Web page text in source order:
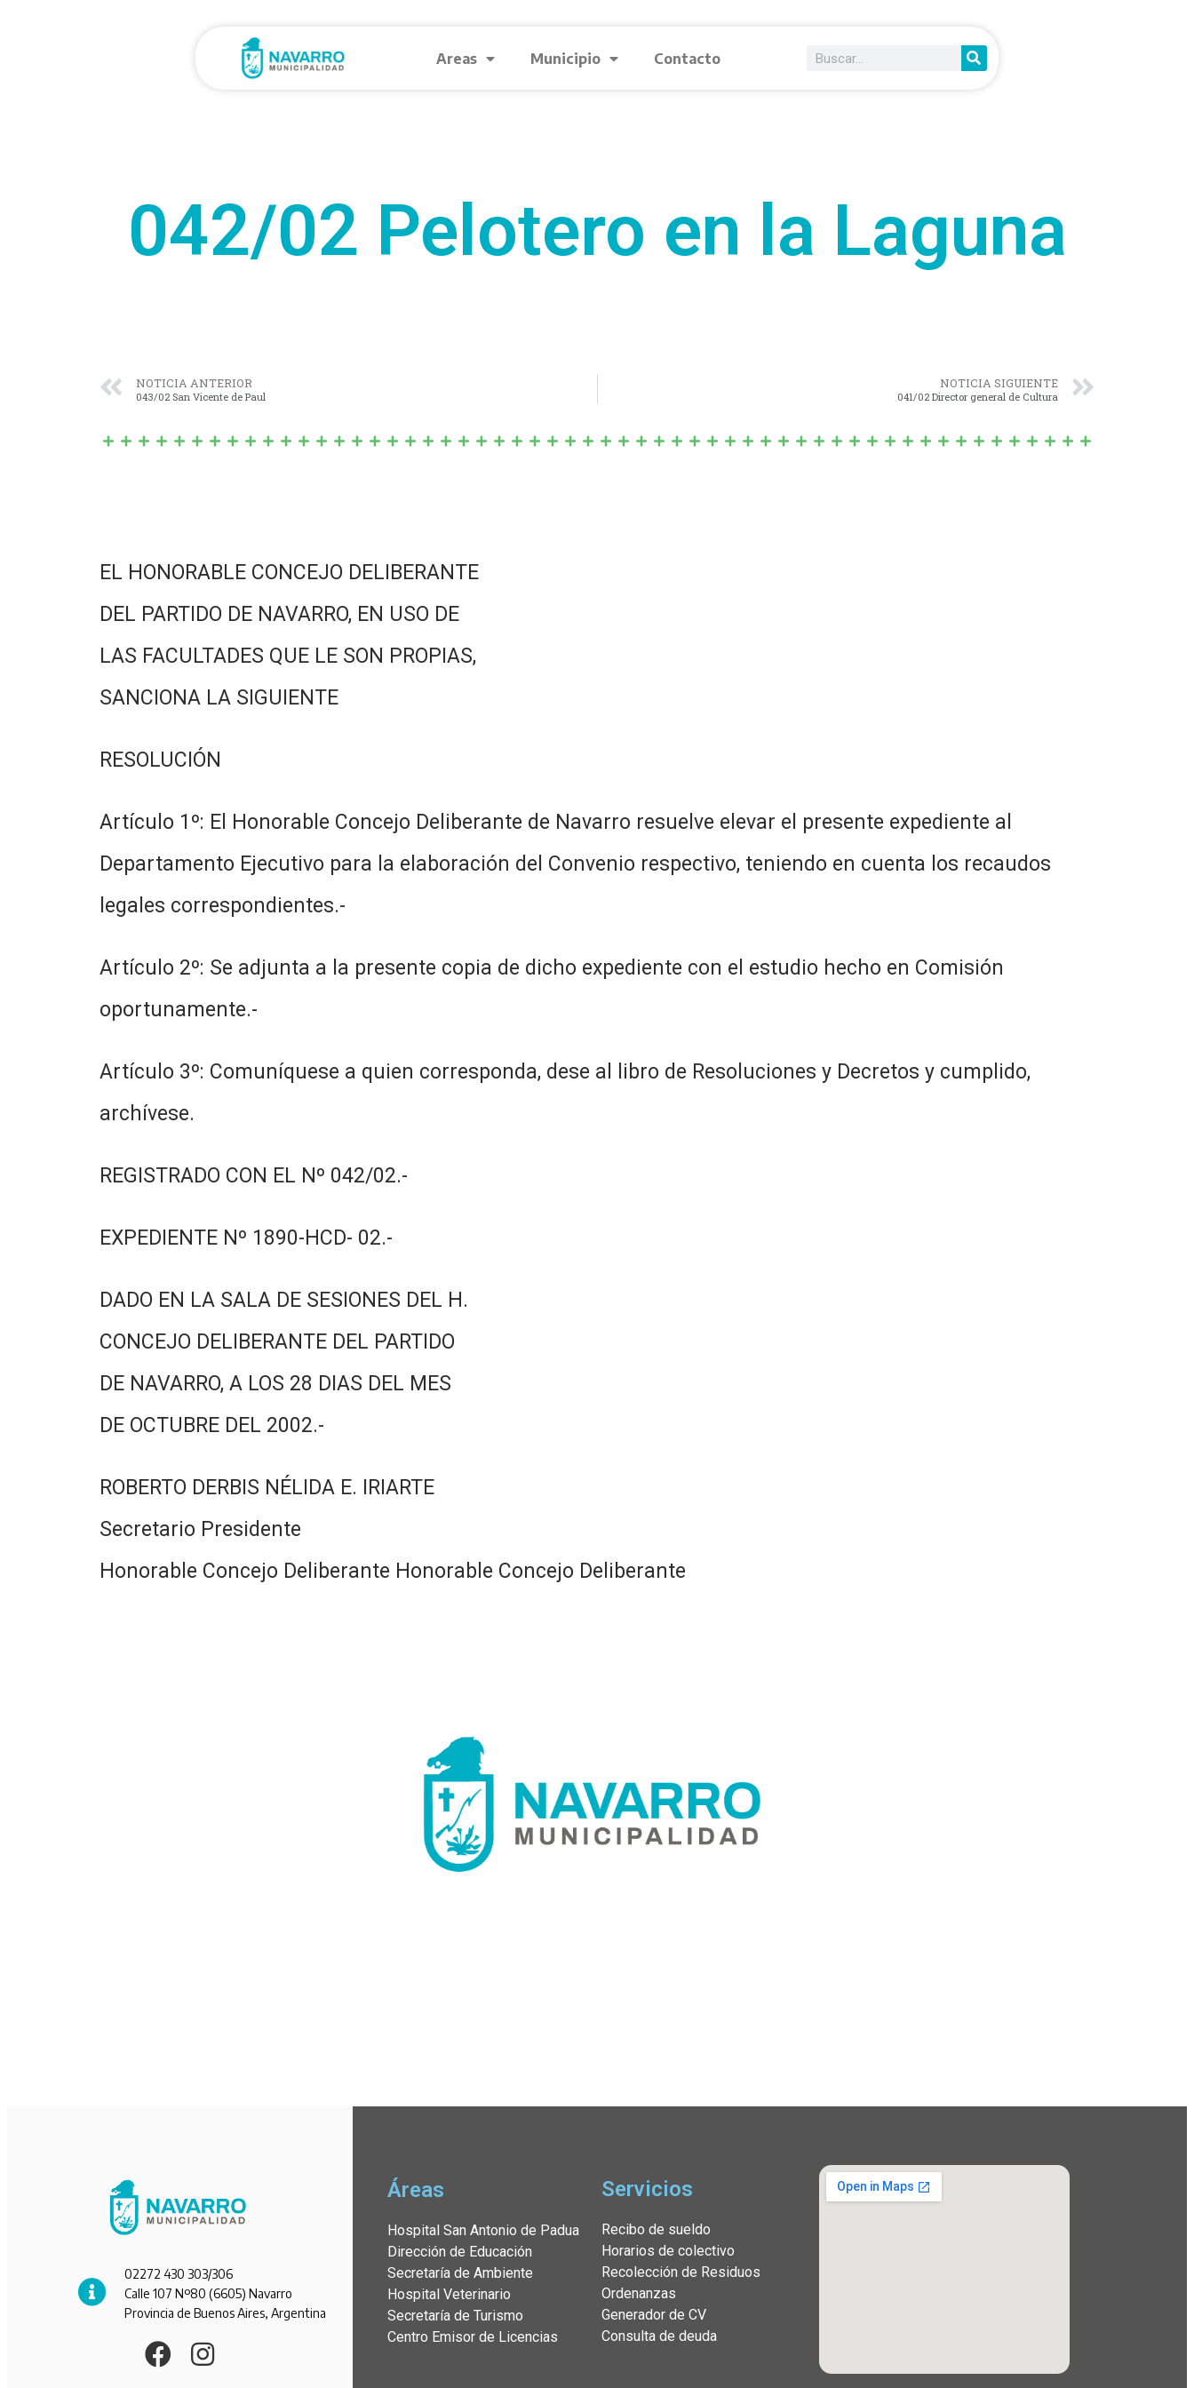
Areas Municipio Contacto
042/02 Pelotero en la Laguna
NOTICIA ANTERIOR
043/02 San Vicente de Paul
NOTICIA SIGUIENTE
041/02 Director general de Cultura
EL HONORABLE CONCEJO DELIBERANTE
DEL PARTIDO DE NAVARRO, EN USO DE
LAS FACULTADES QUE LE SON PROPIAS,
SANCIONA LA SIGUIENTE
RESOLUCIÓN
Artículo 1º: El Honorable Concejo Deliberante de Navarro resuelve elevar el presente expediente al
Departamento Ejecutivo para la elaboración del Convenio respectivo, teniendo en cuenta los recaudos
legales correspondientes.-
Artículo 2º: Se adjunta a la presente copia de dicho expediente con el estudio hecho en Comisión
oportunamente.-
Artículo 3º: Comuníquese a quien corresponda, dese al libro de Resoluciones y Decretos y cumplido,
archívese.
REGISTRADO CON EL Nº 042/02.-
EXPEDIENTE Nº 1890-HCD- 02.-
DADO EN LA SALA DE SESIONES DEL H.
CONCEJO DELIBERANTE DEL PARTIDO
DE NAVARRO, A LOS 28 DIAS DEL MES
DE OCTUBRE DEL 2002.-
ROBERTO DERBIS NÉLIDA E. IRIARTE
Secretario Presidente
Honorable Concejo Deliberante Honorable Concejo Deliberante
02272 430 303/306
Calle 107 Nº80 (6605) Navarro
Provincia de Buenos Aires, Argentina
Áreas
Hospital San Antonio de Padua
Dirección de Educación
Secretaría de Ambiente
Hospital Veterinario
Secretaría de Turismo
Centro Emisor de Licencias
Servicios
Recibo de sueldo
Horarios de colectivo
Recolección de Residuos
Ordenanzas
Generador de CV
Consulta de deuda